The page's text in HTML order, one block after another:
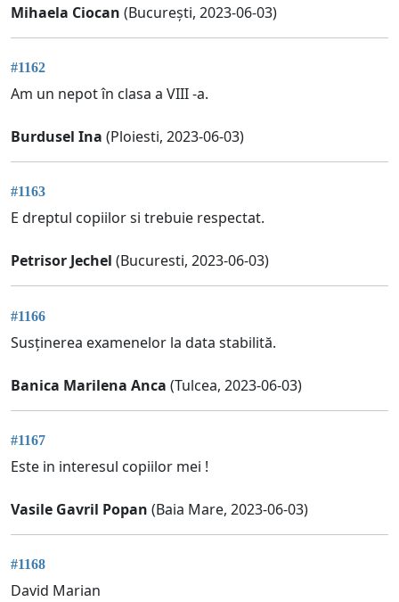
Mihaela Ciocan (București, 2023-06-03)
#1162
Am un nepot în clasa a VIII -a.
Burdusel Ina (Ploiesti, 2023-06-03)
#1163
E dreptul copiilor si trebuie respectat.
Petrisor Jechel (Bucuresti, 2023-06-03)
#1166
Susținerea examenelor la data stabilită.
Banica Marilena Anca (Tulcea, 2023-06-03)
#1167
Este in interesul copiilor mei !
Vasile Gavril Popan (Baia Mare, 2023-06-03)
#1168
David Marian